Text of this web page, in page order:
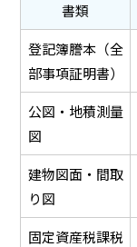
書類
登記簿謄本（全
部事項証明書）
公図・地積測量
図
建物図面・間取
り図
固定資産税課税